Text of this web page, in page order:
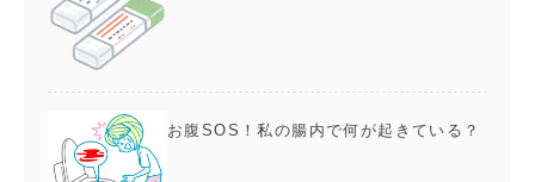
お腹SOS！私の腸内で何が起きている？